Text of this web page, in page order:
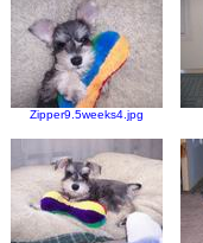
Zipper9.5weeks4.jpg